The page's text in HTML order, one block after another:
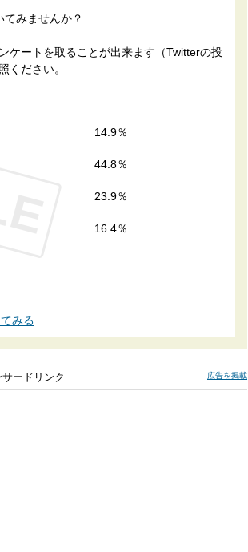
みませんか？
ケートを取ることが出来ます（Twitterの投
ください。
14.9％
44.8％
23.9％
16.4％
みる
サードリンク 広告を掲載